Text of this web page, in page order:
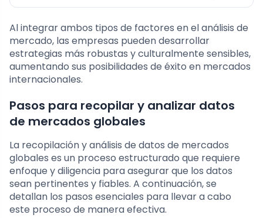
Al integrar ambos tipos de factores en el análisis de
mercado, las empresas pueden desarrollar
estrategias más robustas y culturalmente sensibles,
aumentando sus posibilidades de éxito en mercados
internacionales.
Pasos para recopilar y analizar datos
de mercados globales
La recopilación y análisis de datos de mercados
globales es un proceso estructurado que requiere
enfoque y diligencia para asegurar que los datos
sean pertinentes y fiables. A continuación, se
detallan los pasos esenciales para llevar a cabo
este proceso de manera efectiva.